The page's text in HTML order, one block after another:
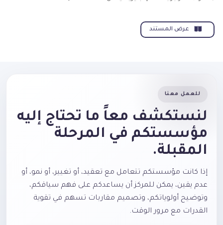
عرض المستند
للعمل معنا
لنستكشف معاً ما تحتاج إليه
مؤسستكم في المرحلة
المقبلة.
إذا كانت مؤسستكم تتعامل مع تعقيد، أو تغيير، أو نمو، أو
عدم يقين، يمكن للمركز أن يساعدكم على فهم سياقكم،
وتوضيح أولوياتكم، وتصميم مقاربات تسهم في تقوية
القدرات مع مرور الوقت.